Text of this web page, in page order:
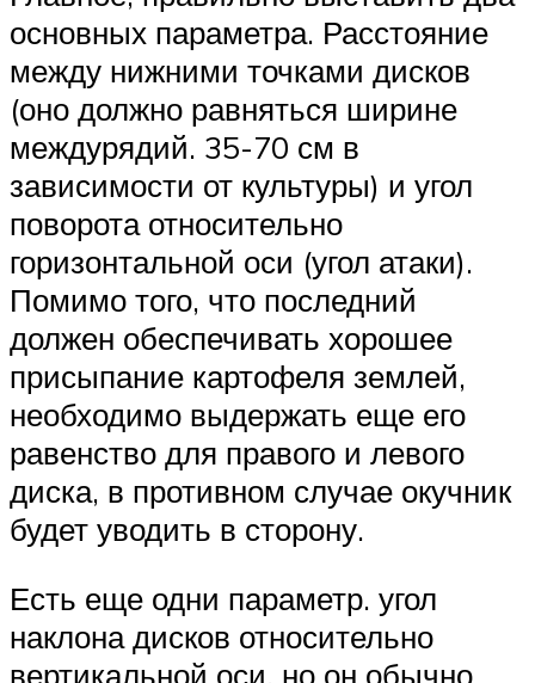
основных параметра. Расстояние
между нижними точками дисков
(оно должно равняться ширине
междурядий. 35-70 см в
зависимости от культуры) и угол
поворота относительно
горизонтальной оси (угол атаки).
Помимо того, что последний
должен обеспечивать хорошее
присыпание картофеля землей,
необходимо выдержать еще его
равенство для правого и левого
диска, в противном случае окучник
будет уводить в сторону.
Есть еще одни параметр. угол
наклона дисков относительно
вертикальной оси, но он обычно